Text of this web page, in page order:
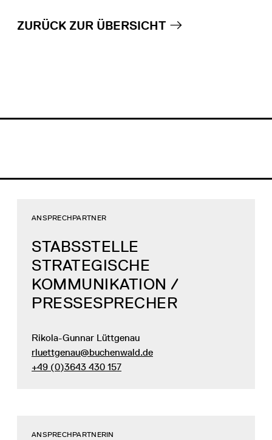
ZURÜCK ZUR ÜBERSICHT
STABSSTELLE
STRATEGISCHE
KOMMUNIKATION /
PRESSESPRECHER
ANSPRECHPARTNER
Rikola-Gunnar Lüttgenau
rluettgenau@buchenwald.de
+49 (0)3643 430 157
ANSPRECHPARTNERIN